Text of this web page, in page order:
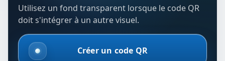
Utilisez un fond transparent lorsque le code QR
doit s'intégrer à un autre visuel.
Créer un code QR